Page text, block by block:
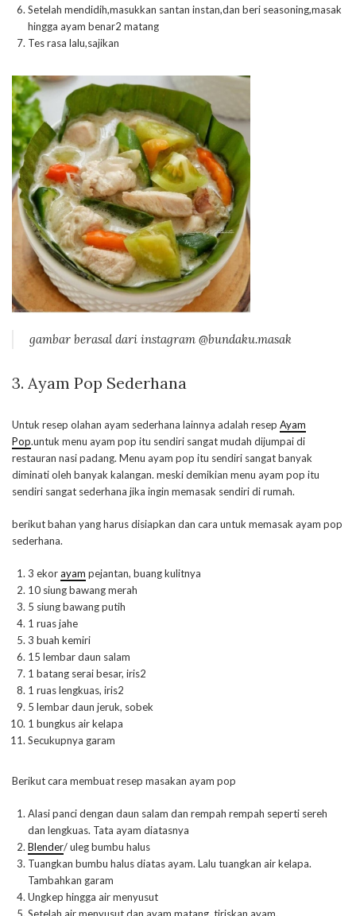
Setelah mendidih,masukkan santan instan,dan beri seasoning,masak
hingga ayam benar2 matang
Tes rasa lalu,sajikan
gambar berasal dari instagram @bundaku.masak
3. Ayam Pop Sederhana
Untuk resep olahan ayam sederhana lainnya adalah resep Ayam
Pop.untuk menu ayam pop itu sendiri sangat mudah dijumpai di
restauran nasi padang. Menu ayam pop itu sendiri sangat banyak
diminati oleh banyak kalangan. meski demikian menu ayam pop itu
sendiri sangat sederhana jika ingin memasak sendiri di rumah.
berikut bahan yang harus disiapkan dan cara untuk memasak ayam pop
sederhana.
3 ekorayam pejantan, buang kulitnya
10 siung bawang merah
5 siung bawang putih
1 ruas jahe
3 buah kemiri
15 lembar daun salam
1 batang serai besar, iris2
1 ruas lengkuas, iris2
5 lembar daun jeruk, sobek
1 bungkus air kelapa
Secukupnya garam
Berikut cara membuat resep masakan ayam pop
Alasi panci dengan daun salam dan rempah rempah seperti sereh
dan lengkuas. Tata ayam diatasnya
Blender/ uleg bumbu halus
Tuangkan bumbu halus diatas ayam. Lalu tuangkan air kelapa.
Tambahkan garam
Ungkep hingga air menyusut